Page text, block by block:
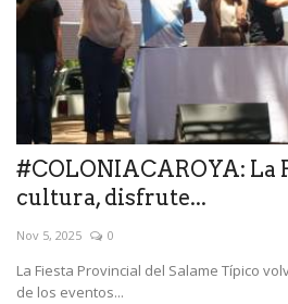
#COLONIACAROYA: La
cultura, disfrute...
Nov 5, 2025 0
La Fiesta Provincial del Salame Típico
de los eventos...